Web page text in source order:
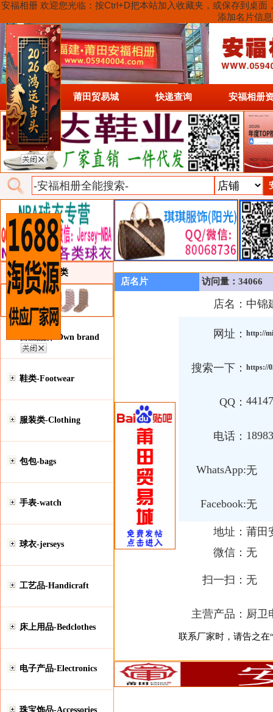
安福相册 欢迎您光临：按Ctrl+D把本站加入收藏夹，或保存到桌
添加名片信
首页 莆田贸易城 快递查询 安福相册
类目详细分类
自主品牌-Own brand
鞋类-Footwear
服装类-Clothing
包包-bags
手表-watch
球衣-jerseys
工艺品-Handicraft
床上用品-Bedclothes
电子产品-Electronics
珠宝饰品-Accessories
店名片 访问量：34066
店名： 中锦
网址： http://
搜索一下： https://
QQ：
电话：
WhatsApp:无
Facebook:无
地址： 莆田
微信： 无
扫一扫： 无
主营产品： 厨卫
联系厂家时，请告之在